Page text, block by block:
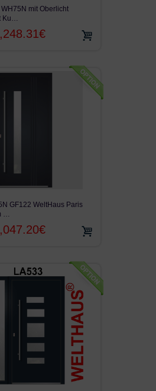
mit Oberlicht
Ku…
GF122 WeltHaus Paris
…